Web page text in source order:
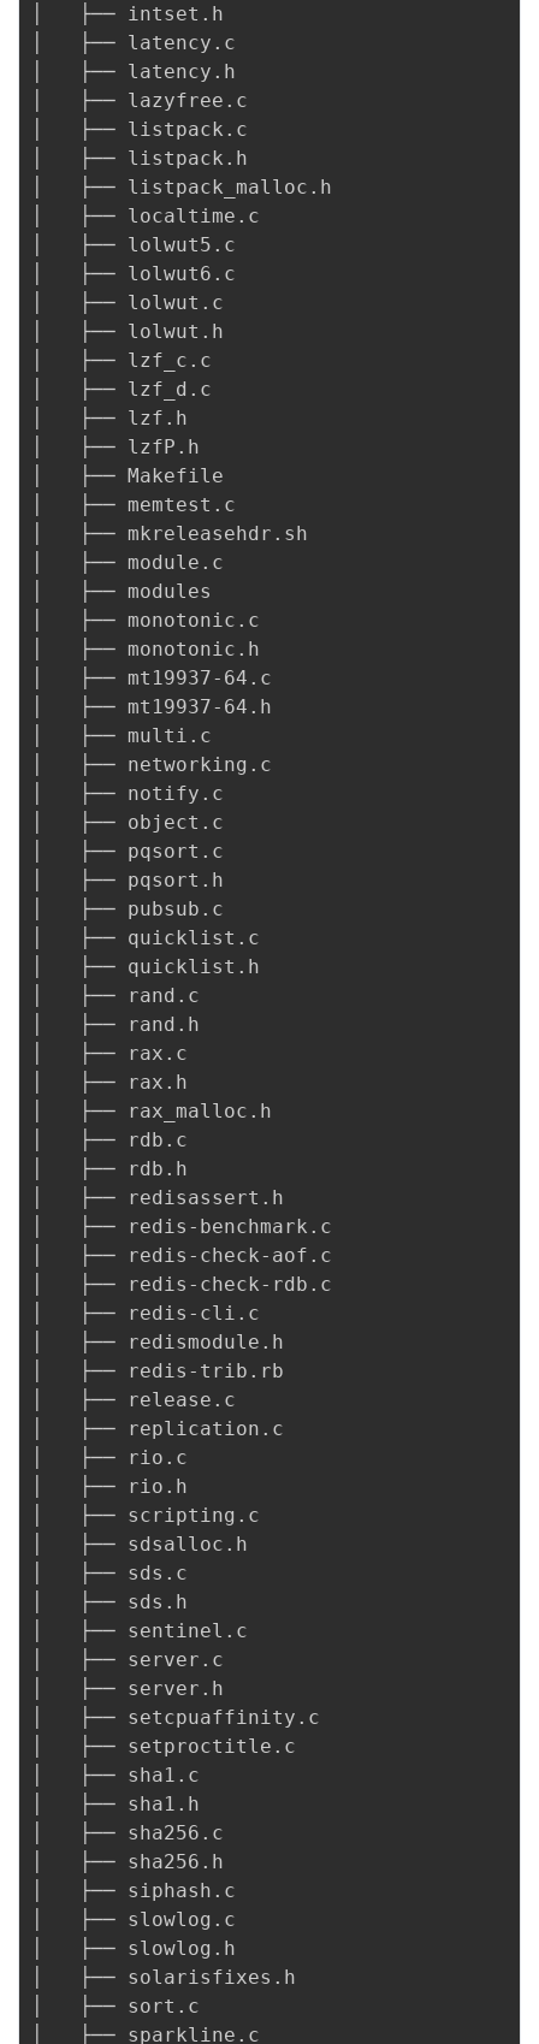
│   ├── intset.h
│   ├── latency.c
│   ├── latency.h
│   ├── lazyfree.c
│   ├── listpack.c
│   ├── listpack.h
│   ├── listpack_malloc.h
│   ├── localtime.c
│   ├── lolwut5.c
│   ├── lolwut6.c
│   ├── lolwut.c
│   ├── lolwut.h
│   ├── lzf_c.c
│   ├── lzf_d.c
│   ├── lzf.h
│   ├── lzfP.h
│   ├── Makefile
│   ├── memtest.c
│   ├── mkreleasehdr.sh
│   ├── module.c
│   ├── modules
│   ├── monotonic.c
│   ├── monotonic.h
│   ├── mt19937-64.c
│   ├── mt19937-64.h
│   ├── multi.c
│   ├── networking.c
│   ├── notify.c
│   ├── object.c
│   ├── pqsort.c
│   ├── pqsort.h
│   ├── pubsub.c
│   ├── quicklist.c
│   ├── quicklist.h
│   ├── rand.c
│   ├── rand.h
│   ├── rax.c
│   ├── rax.h
│   ├── rax_malloc.h
│   ├── rdb.c
│   ├── rdb.h
│   ├── redisassert.h
│   ├── redis-benchmark.c
│   ├── redis-check-aof.c
│   ├── redis-check-rdb.c
│   ├── redis-cli.c
│   ├── redismodule.h
│   ├── redis-trib.rb
│   ├── release.c
│   ├── replication.c
│   ├── rio.c
│   ├── rio.h
│   ├── scripting.c
│   ├── sdsalloc.h
│   ├── sds.c
│   ├── sds.h
│   ├── sentinel.c
│   ├── server.c
│   ├── server.h
│   ├── setcpuaffinity.c
│   ├── setproctitle.c
│   ├── sha1.c
│   ├── sha1.h
│   ├── sha256.c
│   ├── sha256.h
│   ├── siphash.c
│   ├── slowlog.c
│   ├── slowlog.h
│   ├── solarisfixes.h
│   ├── sort.c
│   ├── sparkline.c